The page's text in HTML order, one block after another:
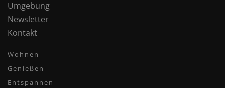
Umgebung
Newsletter
Kontakt
Wohnen
Genießen
Entspannen